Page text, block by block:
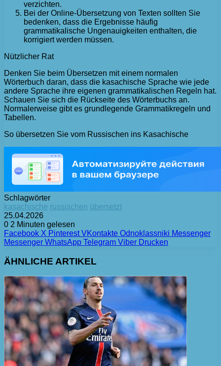
verzichten.
Bei der Online-Übersetzung von Texten sollten Sie
bedenken, dass die Ergebnisse häufig
grammatikalische Ungenauigkeiten enthalten, die
korrigiert werden müssen.
Nützlicher Rat
Denken Sie beim Übersetzen mit einem normalen
Wörterbuch daran, dass die kasachische Sprache wie jede
andere Sprache ihre eigenen grammatikalischen Regeln hat.
Schauen Sie sich die Rückseite des Wörterbuchs an.
Normalerweise gibt es grundlegende Grammatikregeln und
Tabellen.
So übersetzen Sie vom Russischen ins Kasachische
Schlagwörter
kasachische russischen übersetzt
25.04.2026
0 2 Minuten gelesen
Facebook X Pinterest VKontakte Odnoklassniki Messenger
Messenger WhatsApp Telegram Viber Drucken
ÄHNLICHE ARTIKEL